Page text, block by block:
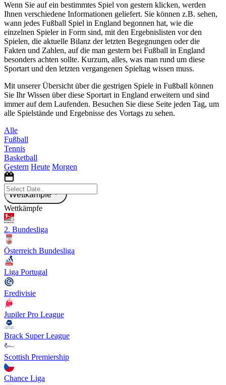
Wenn Sie auf ein bestimmtes Spiel von gestern klicken, werden
Ihnen verschiedene Informationen geliefert. Sie können z.B. sehen,
wann jedes Fußball Spiel in England begonnen hat, wie die
einzelnen Spieler in Form sind, mit den Ergebnislisten vor den
Spielen, die aktuelle Bilanz der letzten Begegnungen oder die
Fakten und Zahlen, auf die man gestern bei Fußball in England
besonders achten sollte. Kurzum, alles, was man rund um diese
Sportart und den letzten vergangenen Spieltag wissen muss.
Mit unserer Übersicht über die gestrigen Spiele in Fußball können
Sie Ihr Wissen über diese Sportart in England erweitern und sind
immer auf dem Laufenden. Besuchen Sie diese Seite jeden Tag, um
alle Spielstände und Ergebnisse des Vortags zu sehen.
Alle
Fußball
Tennis
Basketball
Gestern Heute Morgen
Wettkämpfe
Wettkämpfe
2. Bundesliga
Österreich Bundesliga
Liga Portugal
Eredivisie
Jupiler Pro League
Brack Super League
Scottish Premiership
Chance Liga